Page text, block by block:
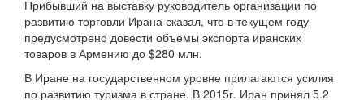
Прибывший на выставку руководитель организации по
развитию торговли Ирана сказал, что в текущем году
предусмотрено довести объемы экспорта иранских
товаров в Армению до $280 млн.
В Иране на государственном уровне прилагаются усилия
по развитию туризма в стране. В 2015г. Иран принял 5.2